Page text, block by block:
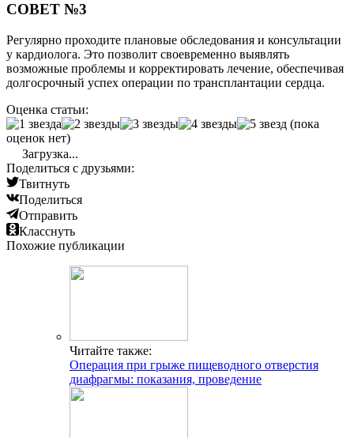
СОВЕТ №3
Регулярно проходите плановые обследования и консультации
у кардиолога. Это позволит своевременно выявлять
возможные проблемы и корректировать лечение, обеспечивая
долгосрочный успех операции по трансплантации сердца.
Оценка статьи:
(пока
оценок нет)
Загрузка...
Поделиться с друзьями:
Твитнуть
Поделиться
Отправить
Класснуть
Похожие публикации
Читайте также:
Операция при грыже пищеводного отверстия
диафрагмы: показания, проведение